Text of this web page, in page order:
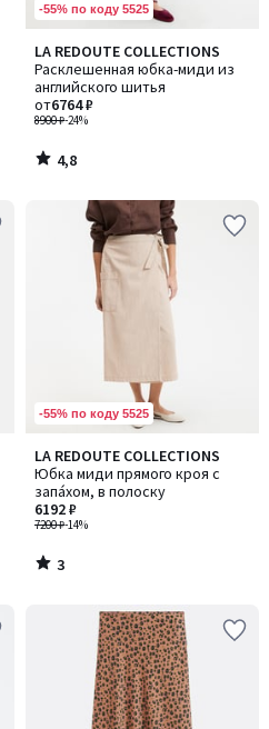
-55% по коду 5525
LA REDOUTE COLLECTIONS
Расклешенная юбка-миди из
английского шитья
8900 ₽-24%
от6764 ₽
4,8
/ 5
4,8
/
-55% по коду 5525
LA REDOUTE COLLECTIONS
Юбка миди прямого кроя с
запа́хом, в полоску
7200 ₽-14%
6192 ₽
3
/
5
3
/